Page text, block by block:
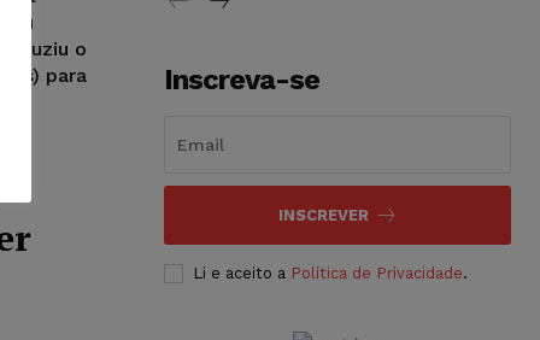
o
para
Inscreva-se
INSCREVER
Li e aceito a Política de Privacidade.